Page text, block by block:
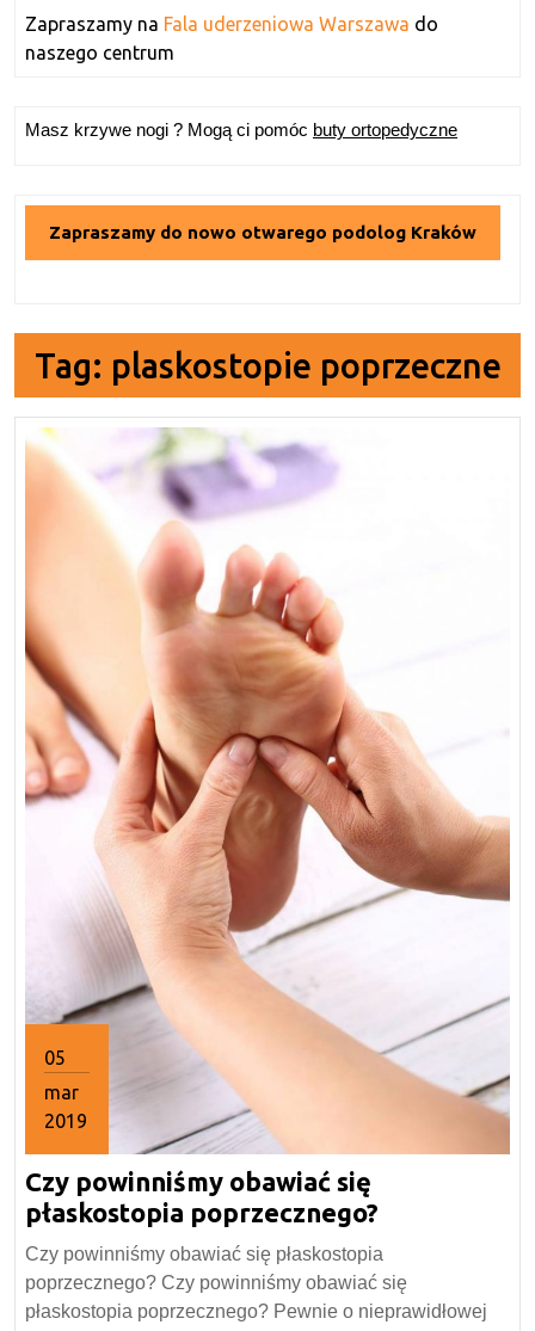
Zapraszamy na Fala uderzeniowa Warszawa do
naszego centrum
Masz krzywe nogi ? Mogą ci pomóc buty ortopedyczne
Zapraszamy do nowo otwarego podolog Kraków
Tag: plaskostopie poprzeczne
05
mar
2019
marca
2019
Czy powinniśmy obawiać się
płaskostopia poprzecznego?
obawiać
się
Czy powinniśmy obawiać się płaskostopia
poprzecznego? Czy powinniśmy obawiać się
płaskostopia poprzecznego? Pewnie o nieprawidłowej